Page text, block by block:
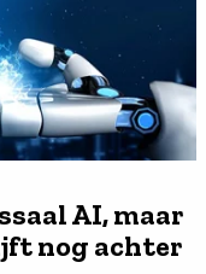
AI, maar
nog achter